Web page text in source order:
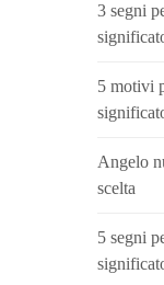
3 segni
5 motivi
Angelo
scelta
5 segni